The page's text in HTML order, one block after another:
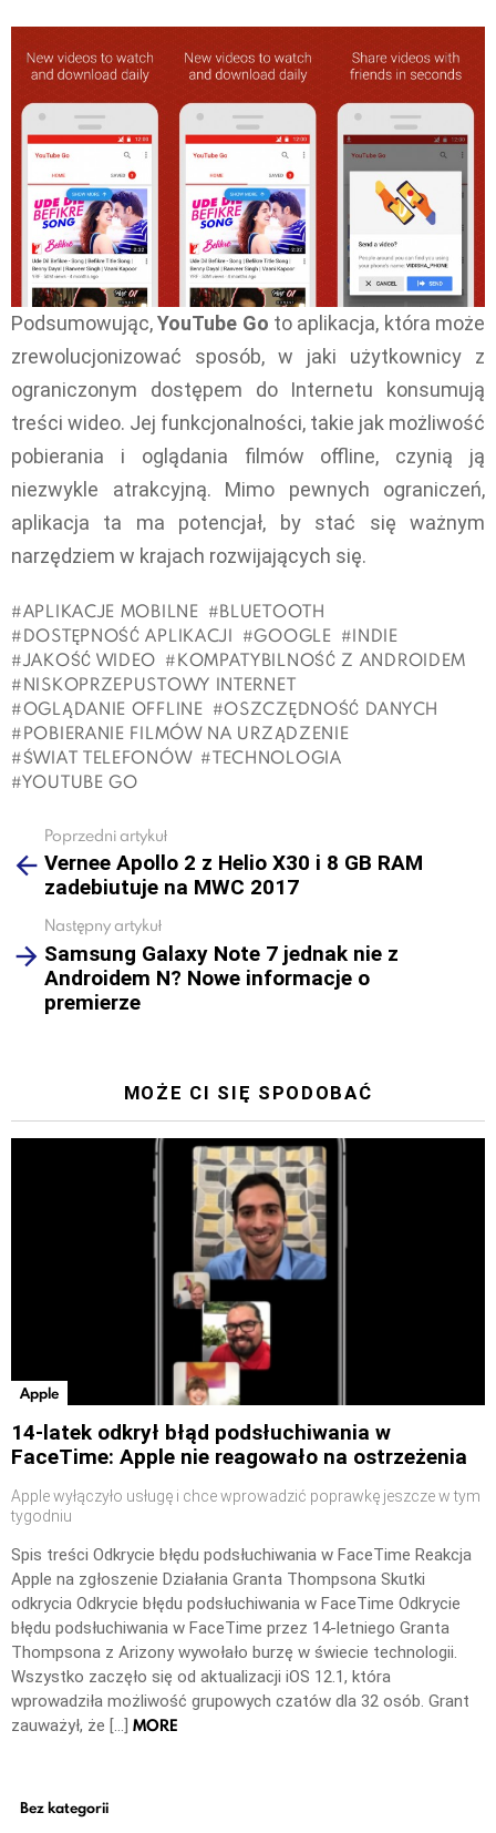
Podsumowując,YouTube Go to aplikacja, która może
zrewolucjonizować sposób, w jaki użytkownicy z
ograniczonym dostępem do Internetu konsumują
treści wideo. Jej funkcjonalności, takie jak możliwość
pobierania i oglądania filmów offline, czynią ją
niezwykle atrakcyjną. Mimo pewnych ograniczeń,
aplikacja ta ma potencjał, by stać się ważnym
narzędziem w krajach rozwijających się.
APLIKACJE MOBILNE
BLUETOOTH
DOSTĘPNOŚĆ APLIKACJI
GOOGLE
INDIE
JAKOŚĆ WIDEO
KOMPATYBILNOŚĆ Z ANDROIDEM
NISKOPRZEPUSTOWY INTERNET
OGLĄDANIE OFFLINE
OSZCZĘDNOŚĆ DANYCH
POBIERANIE FILMÓW NA URZĄDZENIE
ŚWIAT TELEFONÓW
TECHNOLOGIA
YOUTUBE GO
more
Poprzedni artykuł
Vernee Apollo 2 z Helio X30 i 8 GB RAM
zadebiutuje na MWC 2017
Następny artykuł
Samsung Galaxy Note 7 jednak nie z
Androidem N? Nowe informacje o
premierze
MOŻE CI SIĘ SPODOBAĆ
Apple
14-latek odkrył błąd podsłuchiwania w
FaceTime: Apple nie reagowało na ostrzeżenia
Apple wyłączyło usługę i chce wprowadzić poprawkę jeszcze w tym
tygodniu
Spis treści Odkrycie błędu podsłuchiwania w FaceTime Reakcja
Apple na zgłoszenie Działania Granta Thompsona Skutki
odkrycia Odkrycie błędu podsłuchiwania w FaceTime Odkrycie
błędu podsłuchiwania w FaceTime przez 14-letniego Granta
Thompsona z Arizony wywołało burzę w świecie technologii.
Wszystko zaczęło się od aktualizacji iOS 12.1, która
wprowadziła możliwość grupowych czatów dla 32 osób. Grant
zauważył, że […] MORE
Bez kategorii